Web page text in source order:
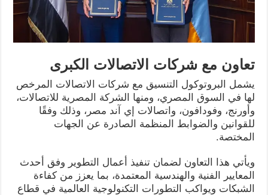
تعاون مع شركات الاتصالات الكبرى
يشمل البروتوكول التنسيق مع شركات الاتصالات المرخص
لها في السوق المصري، ومنها الشركة المصرية للاتصالات،
وأورنج، وفودافون، واتصالات إي آند مصر، وذلك وفقًا
للقوانين والضوابط المنظمة الصادرة عن الجهات
المختصة.
ويأتي هذا التعاون لضمان تنفيذ أعمال التطوير وفق أحدث
المعايير الفنية والهندسية المعتمدة، بما يعزز من كفاءة
الشبكات ويواكب التطورات التكنولوجية العالمية في قطاع